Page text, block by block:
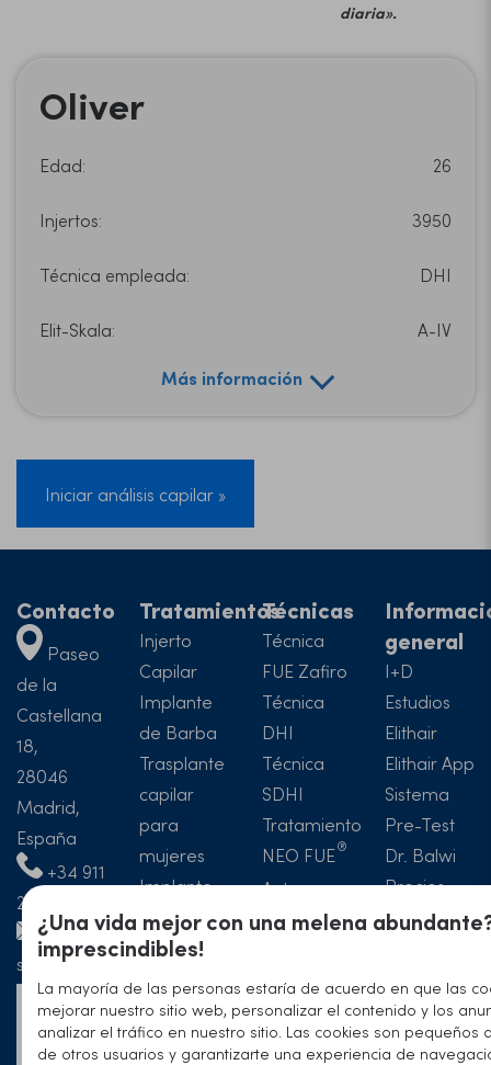
diaria».
Oliver
Edad: 26
Injertos: 3950
Técnica empleada: DHI
Elit-Skala:
A-IV
Más información
Iniciar análisis capilar »
Contacto
Paseo
de la
Castellana
18,
28046
Madrid,
España
+34 911
23 73 64
spain@elithairtransplant.com
Formulario
de
Tratamientos
Injerto
Capilar
Implante
de Barba
Trasplante
capilar
para
mujeres
Implante
de cejas
Técnicas
Técnica
FUE Zafiro
Técnica
DHI
Técnica
SDHI
Tratamiento
NEO FUE
Antes y
después
capilar
Experiencia
general
I+D
Estudios
Elithair
Elithair App
Sistema
Pre-Test
Dr. Balwi
Precios
Blog
Artículos y
¿Una vida mejor con una melena
imprescindibles!
La mayoría de las personas estaría de acuerdo en que las
mejorar nuestro sitio web, personalizar el contenido y los
analizar el tráfico en nuestro sitio. Las cookies son
de otros usuarios y garantizarte una experiencia de